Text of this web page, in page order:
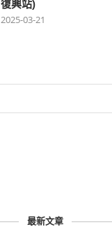
復興站)
2025-03-21
最新文章